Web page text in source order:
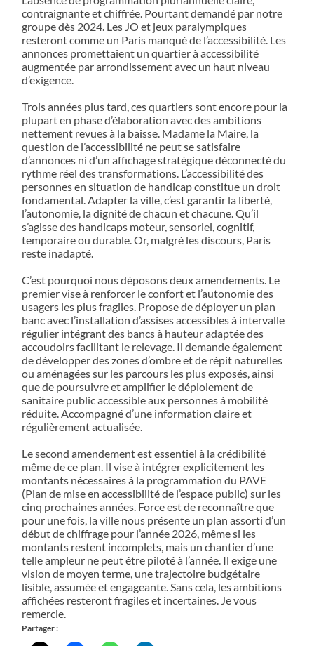
contraignante et chiffrée. Pourtant demandé par notre
groupe dès 2024. Les JO et jeux paralympiques
resteront comme un Paris manqué de l’accessibilité. Les
annonces promettaient un quartier à accessibilité
augmentée par arrondissement avec un haut niveau
d’exigence.
Trois années plus tard, ces quartiers sont encore pour la
plupart en phase d’élaboration avec des ambitions
nettement revues à la baisse. Madame la Maire, la
question de l’accessibilité ne peut se satisfaire
d’annonces ni d’un affichage stratégique déconnecté du
rythme réel des transformations. L’accessibilité des
personnes en situation de handicap constitue un droit
fondamental. Adapter la ville, c’est garantir la liberté,
l’autonomie, la dignité de chacun et chacune. Qu’il
s’agisse des handicaps moteur, sensoriel, cognitif,
temporaire ou durable. Or, malgré les discours, Paris
reste inadapté.
C’est pourquoi nous déposons deux amendements. Le
premier vise à renforcer le confort et l’autonomie des
usagers les plus fragiles. Propose de déployer un plan
banc avec l’installation d’assises accessibles à intervalle
régulier intégrant des bancs à hauteur adaptée des
accoudoirs facilitant le relevage. Il demande également
de développer des zones d’ombre et de répit naturelles
ou aménagées sur les parcours les plus exposés, ainsi
que de poursuivre et amplifier le déploiement de
sanitaire public accessible aux personnes à mobilité
réduite. Accompagné d’une information claire et
régulièrement actualisée.
Le second amendement est essentiel à la crédibilité
même de ce plan. Il vise à intégrer explicitement les
montants nécessaires à la programmation du PAVE
(Plan de mise en accessibilité de l’espace public) sur les
cinq prochaines années. Force est de reconnaître que
pour une fois, la ville nous présente un plan assorti d’un
début de chiffrage pour l’année 2026, même si les
montants restent incomplets, mais un chantier d’une
telle ampleur ne peut être piloté à l’année. Il exige une
vision de moyen terme, une trajectoire budgétaire
lisible, assumée et engageante. Sans cela, les ambitions
affichées resteront fragiles et incertaines. Je vous
remercie.
Partager :